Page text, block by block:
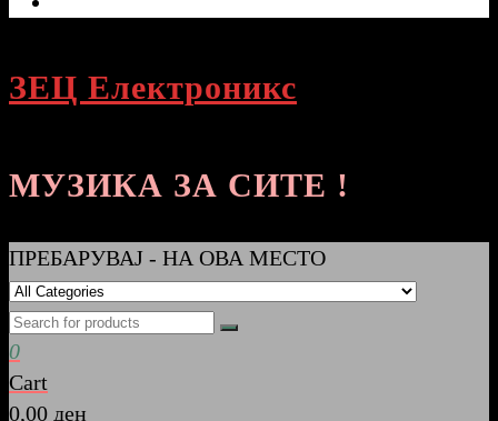
ЗЕЦ Електроникс
МУЗИКА ЗА СИТЕ !
ПРЕБАРУВАЈ - НА ОВА МЕСТО
0
Cart
0,00 ден